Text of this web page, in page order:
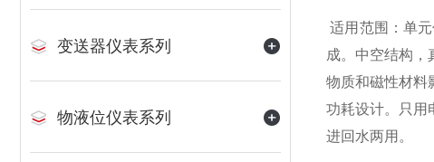
变送器仪表系列
物液位仪表系列
适用范围：单
成。中空结构
物质和磁性材料
功耗设计。只用
进回水两用。